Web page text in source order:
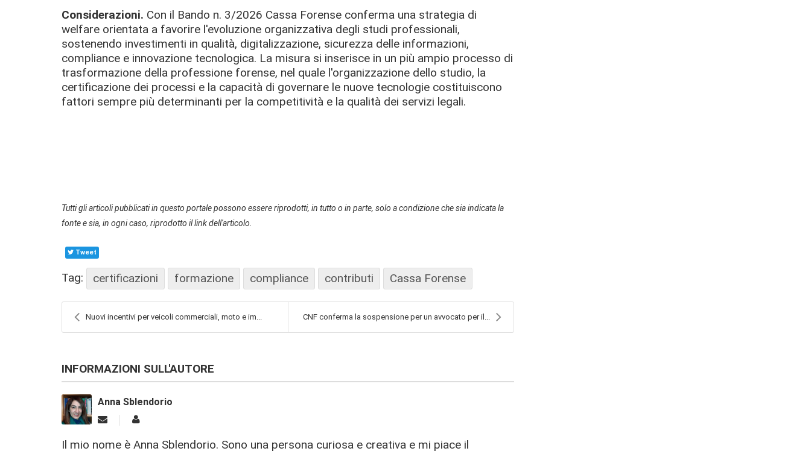
Considerazioni. Con il Bando n. 3/2026 Cassa Forense conferma una strategia di
welfare orientata a favorire l'evoluzione organizzativa degli studi professionali,
sostenendo investimenti in qualità, digitalizzazione, sicurezza delle informazioni,
compliance e innovazione tecnologica. La misura si inserisce in un più ampio processo di
trasformazione della professione forense, nel quale l'organizzazione dello studio, la
certificazione dei processi e la capacità di governare le nuove tecnologie costituiscono
fattori sempre più determinanti per la competitività e la qualità dei servizi legali.
Tutti gli articoli pubblicati in questo portale possono essere riprodotti, in tutto o in parte, solo a condizione che sia indicata la
fonte e sia, in ogni caso, riprodotto il link dell'articolo.
Tweet
Tag: certificazioni formazione compliance contributi Cassa Forense
Nuovi incentivi per veicoli commerciali, moto e im... CNF conferma la sospensione per un avvocato per il...
INFORMAZIONI SULL'AUTORE
Anna Sblendorio
Il mio nome è Anna Sblendorio. Sono una persona curiosa e creativa e mi piace il